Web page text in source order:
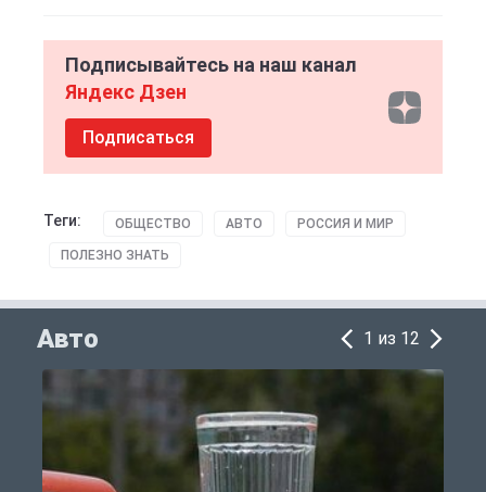
Подписывайтесь на наш канал
Яндекс Дзен
Подписаться
Теги: ОБЩЕСТВО АВТО РОССИЯ И МИР
ПОЛЕЗНО ЗНАТЬ
Авто 1 из 12